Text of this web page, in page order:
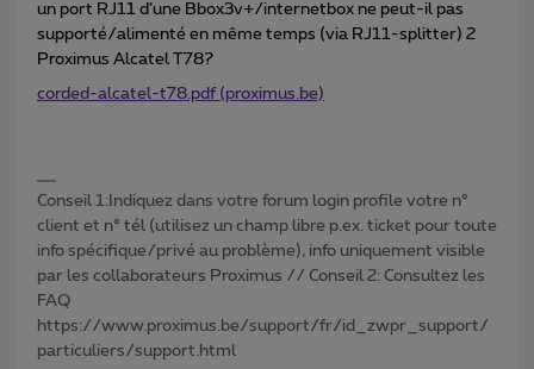
un port RJ11 d’une Bbox3v+/internetbox ne peut-il pas
supporté/alimenté en même temps (via RJ11-splitter) 2
Proximus Alcatel T78?
corded-alcatel-t78.pdf (proximus.be)
Conseil 1:Indiquez dans votre forum login profile votre n°
client et n° tél (utilisez un champ libre p.ex. ticket pour toute
info spécifique/privé au problème), info uniquement visible
par les collaborateurs Proximus // Conseil 2: Consultez les
FAQ
https://www.proximus.be/support/fr/id_zwpr_support/
particuliers/support.html